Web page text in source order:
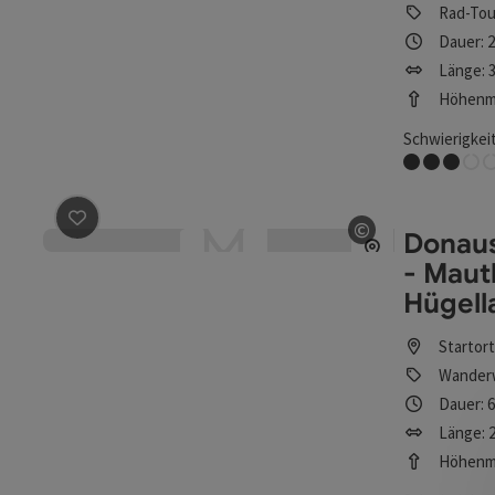
Rad-
Dauer:
Länge:
Mittel
©
Copyright
Beitrag merken : Donausteig Etappe 3_N08 Steyregg -
-
Startort
Dauer:
Länge: